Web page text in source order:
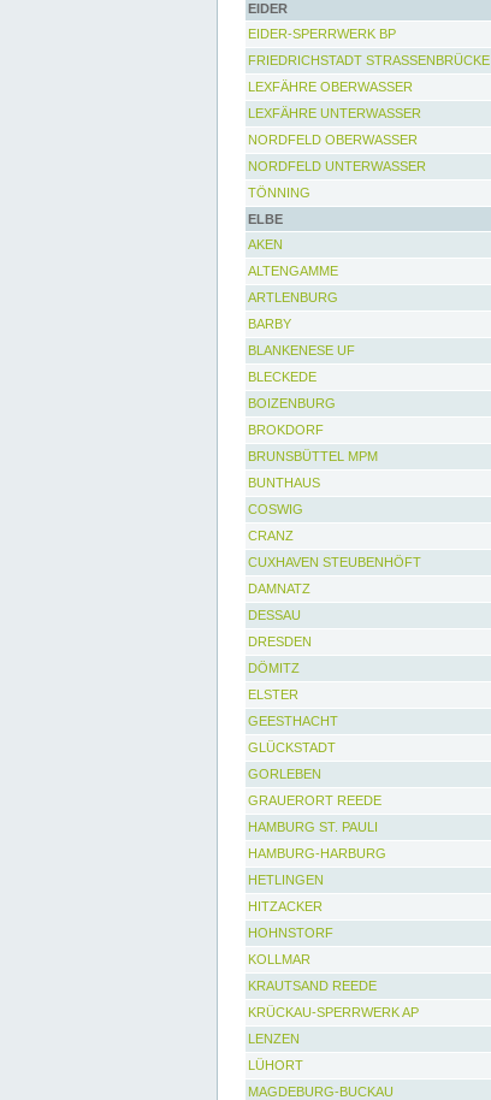
EIDER
EIDER-SPERRWERK BP
FRIEDRICHSTADT STRASSENBRÜCKE
LEXFÄHRE OBERWASSER
LEXFÄHRE UNTERWASSER
NORDFELD OBERWASSER
NORDFELD UNTERWASSER
TÖNNING
ELBE
AKEN
ALTENGAMME
ARTLENBURG
BARBY
BLANKENESE UF
BLECKEDE
BOIZENBURG
BROKDORF
BRUNSBÜTTEL MPM
BUNTHAUS
COSWIG
CRANZ
CUXHAVEN STEUBENHÖFT
DAMNATZ
DESSAU
DRESDEN
DÖMITZ
ELSTER
GEESTHACHT
GLÜCKSTADT
GORLEBEN
GRAUERORT REEDE
HAMBURG ST. PAULI
HAMBURG-HARBURG
HETLINGEN
HITZACKER
HOHNSTORF
KOLLMAR
KRAUTSAND REEDE
KRÜCKAU-SPERRWERK AP
LENZEN
LÜHORT
MAGDEBURG-BUCKAU